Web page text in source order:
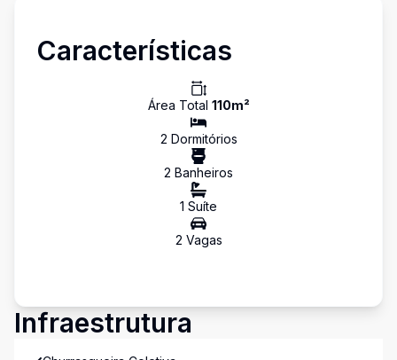
Características
Área Total 110m²
2 Dormitórios
2 Banheiros
1 Suíte
2 Vagas
Infraestrutura